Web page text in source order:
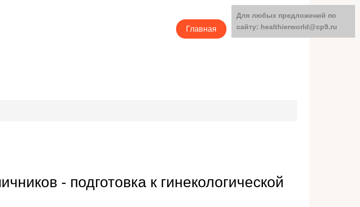
Главная Категории
- подготовка к гинекологической
Для любых предложений по
сайту: healthierworld@cp9.ru